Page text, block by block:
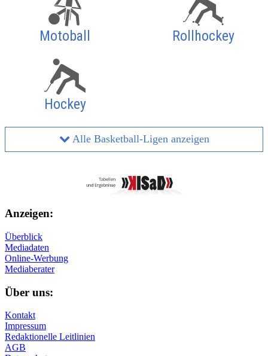
Motoball Rollhockey
Hockey
Alle Basketball-Ligen anzeigen
Anzeigen:
Überblick
Mediadaten
Online-Werbung
Mediaberater
Über uns:
Kontakt
Impressum
Redaktionelle Leitlinien
AGB